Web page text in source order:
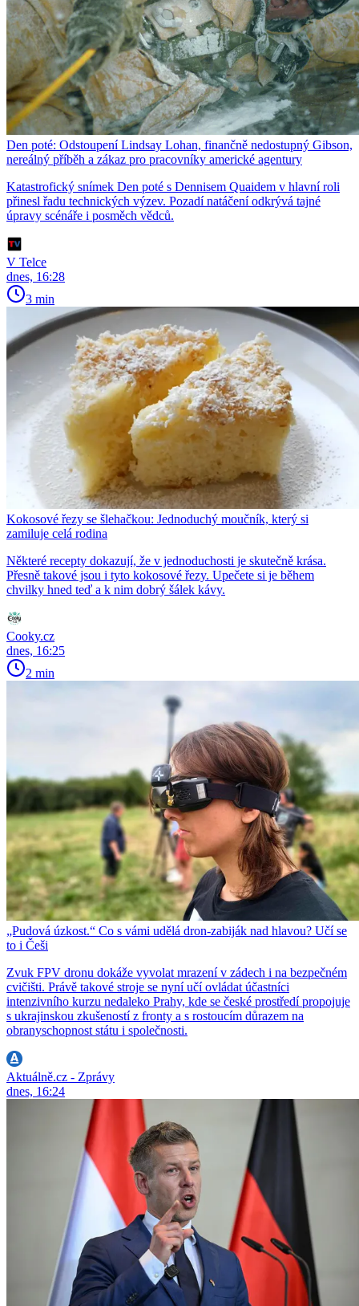
Den poté: Odstoupení Lindsay Lohan, finančně nedostupný Gibson,
nereálný příběh a zákaz pro pracovníky americké agentury
Katastrofický snímek Den poté s Dennisem Quaidem v hlavní roli
přinesl řadu technických výzev. Pozadí natáčení odkrývá tajné
úpravy scénáře i posměch vědců.
V Telce
dnes, 16:28
3 min
Kokosové řezy se šlehačkou: Jednoduchý moučník, který si
zamiluje celá rodina
Některé recepty dokazují, že v jednoduchosti je skutečně krása.
Přesně takové jsou i tyto kokosové řezy. Upečete si je během
chvilky hned teď a k nim dobrý šálek kávy.
Cooky.cz
dnes, 16:25
2 min
„Pudová úzkost.“ Co s vámi udělá dron-zabiják nad hlavou? Učí se
to i Češi
Zvuk FPV dronu dokáže vyvolat mrazení v zádech i na bezpečném
cvičišti. Právě takové stroje se nyní učí ovládat účastníci
intenzivního kurzu nedaleko Prahy, kde se české prostředí propojuje
s ukrajinskou zkušeností z fronty a s rostoucím důrazem na
obranyschopnost státu i společnosti.
Aktuálně.cz - Zprávy
dnes, 16:24